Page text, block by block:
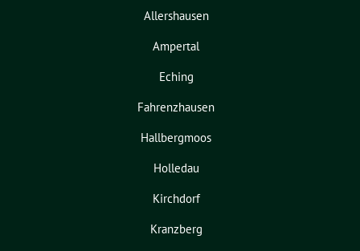
Allershausen
Ampertal
Eching
Fahrenzhausen
Hallbergmoos
Holledau
Kirchdorf
Kranzberg